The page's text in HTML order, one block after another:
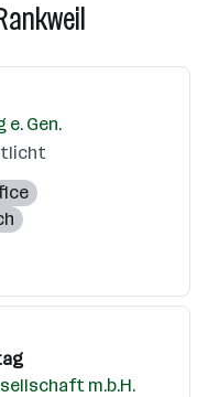
e. Gen.
m.b.H.